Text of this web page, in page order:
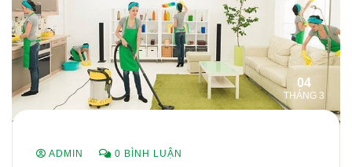
04
THÁNG 3
ADMIN 0 BÌNH LUẬN